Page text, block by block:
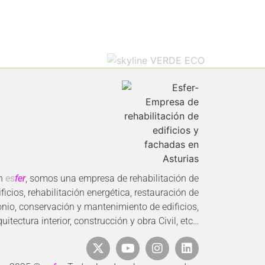
esfer, somos una empresa de rehabilitación de
rehabilitación energética, restauración de
conservación y mantenimiento de edificios,
interior, construcción y obra Civil, etc…